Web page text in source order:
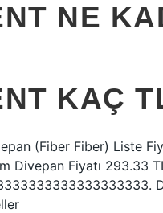
NE
KAÇ
(Fiber Fiber) Liste
Divepan Fiyatı 293.33